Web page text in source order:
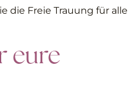
die Freie Trauung für alle
eure